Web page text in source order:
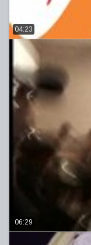
04:23
06:29